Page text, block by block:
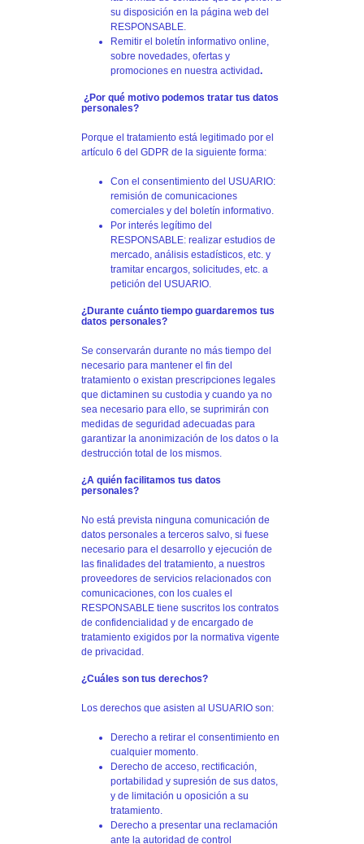
su disposición en la página web del
RESPONSABLE.
Remitir el boletín informativo online,
sobre novedades, ofertas y
promociones en nuestra actividad.
¿Por qué motivo podemos tratar tus datos
personales?
Porque el tratamiento está legitimado por el
artículo 6 del GDPR de la siguiente forma:
Con el consentimiento del USUARIO:
remisión de comunicaciones
comerciales y del boletín informativo.
Por interés legítimo del
RESPONSABLE: realizar estudios de
mercado, análisis estadísticos, etc. y
tramitar encargos, solicitudes, etc. a
petición del USUARIO.
¿Durante cuánto tiempo guardaremos tus
datos personales?
Se conservarán durante no más tiempo del
necesario para mantener el fin del
tratamiento o existan prescripciones legales
que dictaminen su custodia y cuando ya no
sea necesario para ello, se suprimirán con
medidas de seguridad adecuadas para
garantizar la anonimización de los datos o la
destrucción total de los mismos.
¿A quién facilitamos tus datos
personales?
No está prevista ninguna comunicación de
datos personales a terceros salvo, si fuese
necesario para el desarrollo y ejecución de
las finalidades del tratamiento, a nuestros
proveedores de servicios relacionados con
comunicaciones, con los cuales el
RESPONSABLE tiene suscritos los contratos
de confidencialidad y de encargado de
tratamiento exigidos por la normativa vigente
de privacidad.
¿Cuáles son tus derechos?
Los derechos que asisten al USUARIO son:
Derecho a retirar el consentimiento en
cualquier momento.
Derecho de acceso, rectificación,
portabilidad y supresión de sus datos,
y de limitación u oposición a su
tratamiento.
Derecho a presentar una reclamación
ante la autoridad de control